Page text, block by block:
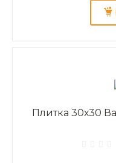
Плитка 30х30